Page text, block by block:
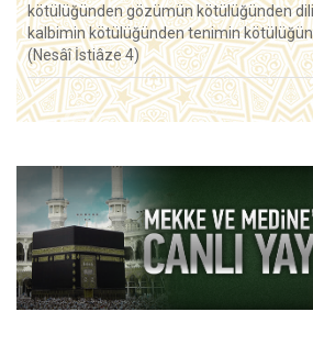
kötülüğünden gözümün kötülüğünden
kalbimin kötülüğünden tenimin
(Nesâî İstiâze 4)